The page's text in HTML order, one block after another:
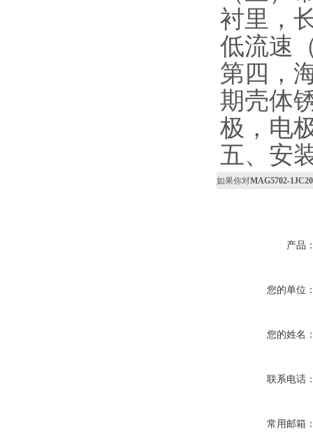
衬里，
低流速
第四，
期壳体
极，电
五、安
如果你对MAG5702-
产品
您的单位
您的姓名
联系电话
常用邮箱